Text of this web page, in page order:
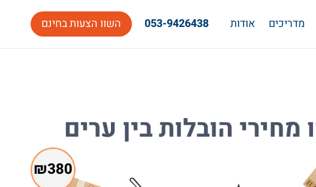
מדריכים אודות 053-9426438 השוו הצעות בחינם